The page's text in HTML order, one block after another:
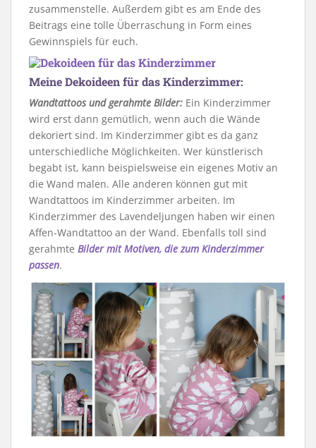
zusammenstelle. Außerdem gibt es am Ende des
Beitrags eine tolle Überraschung in Form eines
Gewinnspiels für euch.
Meine Dekoideen für das Kinderzimmer:
Wandtattoos und gerahmte Bilder: Ein Kinderzimmer
wird erst dann gemütlich, wenn auch die Wände
dekoriert sind. Im Kinderzimmer gibt es da ganz
unterschiedliche Möglichkeiten. Wer künstlerisch
begabt ist, kann beispielsweise ein eigenes Motiv an
die Wand malen. Alle anderen können gut mit
Wandtattoos im Kinderzimmer arbeiten. Im
Kinderzimmer des Lavendeljungen haben wir einen
Affen-Wandtattoo an der Wand. Ebenfalls toll sind
gerahmte Bilder mit Motiven, die zum Kinderzimmer
passen.